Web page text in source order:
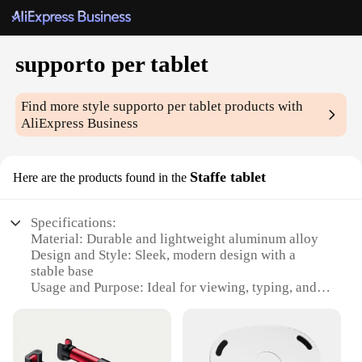
supporto per tablet
Find more stylesupporto per tablet products with
AliExpress Business
Here are the products found in the Staffe tablet
Specifications:
Material: Durable and lightweight aluminum alloy
Design and Style: Sleek, modern design with a
stable base
Usage and Purpose: Ideal for viewing, typing, and
home, office, or on-the-go
Shape or Size or Weight or Quantity: Compact and